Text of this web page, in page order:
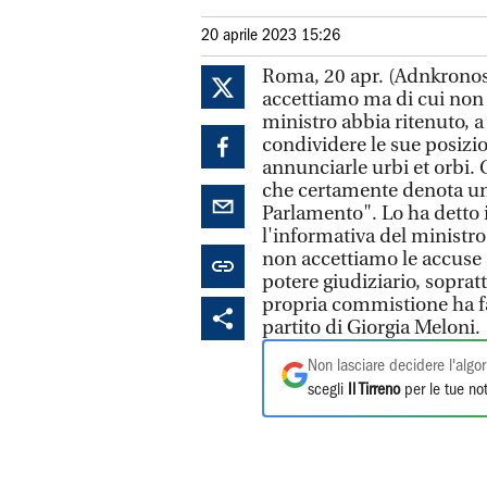
20 aprile 2023 15:26
Roma, 20 apr.
accettiamo ma di cui
ministro abbia ritenuto,
condividere le sue
annunciarle urbi et orbi.
che certamente denota
Parlamento". Lo ha
l'informativa del ministro
non accettiamo le
potere giudiziario,
propria commistione ha
partito di Giorgia Meloni.
Non lasciare decidere
scegli
Il Tirrenoper le tue